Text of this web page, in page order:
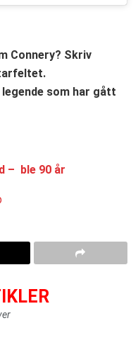
Connery? Skriv
som har gått
– ble 90 år